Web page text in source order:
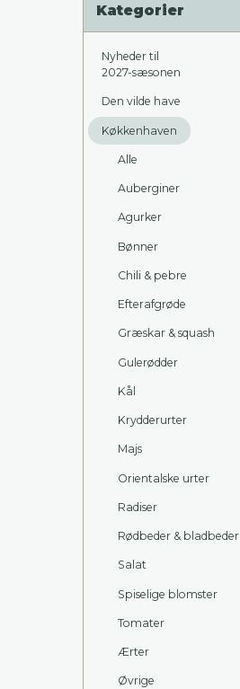
Kategorier
Nyheder til
2027-sæsonen
Den vilde have
Køkkenhaven
Alle
Auberginer
Agurker
Bønner
Chili & pebre
Efterafgrøde
Græskar & squash
Gulerødder
Kål
Krydderurter
Majs
Orientalske urter
Radiser
Rødbeder & bladbeder
Salat
Spiselige blomster
Tomater
Ærter
Øvrige